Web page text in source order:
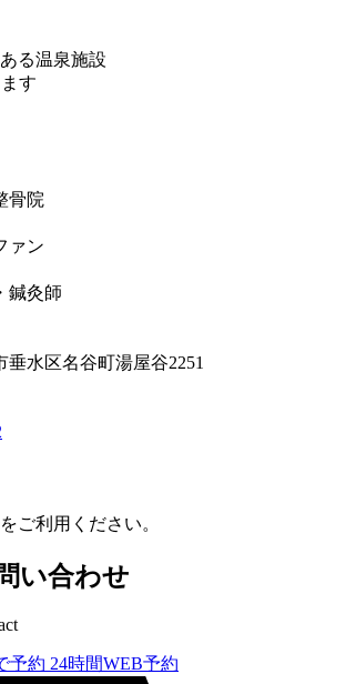
る温泉施設
す
骨院
ァン
鍼灸師
垂水区名谷町湯屋谷2251
ご利用ください。
い合わせ
予約 24時間WEB予約